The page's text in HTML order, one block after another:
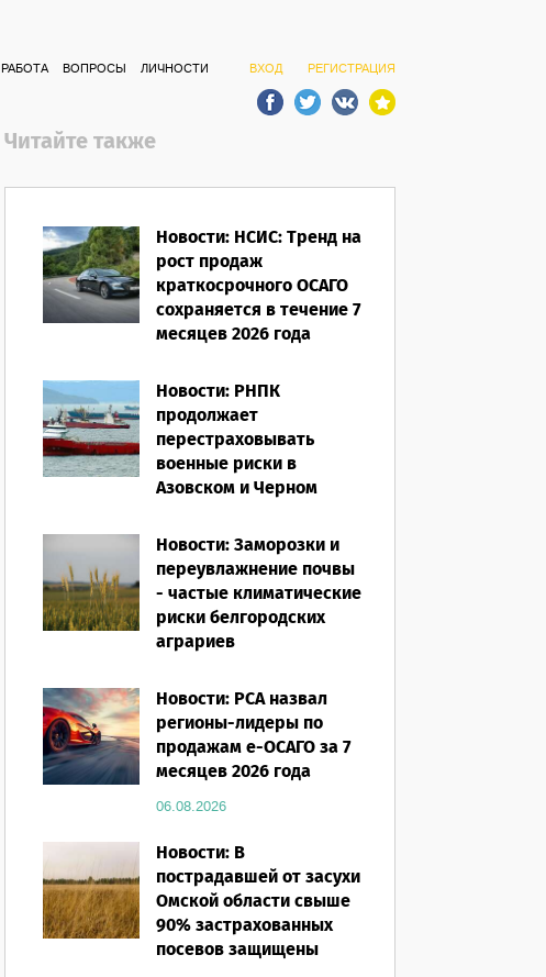
ВХОД РЕГИСТРАЦИЯ
РАБОТА ВОПРОСЫ ЛИЧНОСТИ
Читайте также
Новости: НСИС: Тренд на
рост продаж
краткосрочного ОСАГО
сохраняется в течение 7
месяцев 2026 года
Новости: РНПК
продолжает
перестраховывать
военные риски в
Азовском и Черном
06.08.2026
Новости: Заморозки и
переувлажнение почвы
- частые климатические
риски белгородских
аграриев
Новости: РСА назвал
регионы-лидеры по
продажам е-ОСАГО за 7
месяцев 2026 года
06.08.2026
Новости: В
пострадавшей от засухи
Омской области свыше
90% застрахованных
посевов защищены